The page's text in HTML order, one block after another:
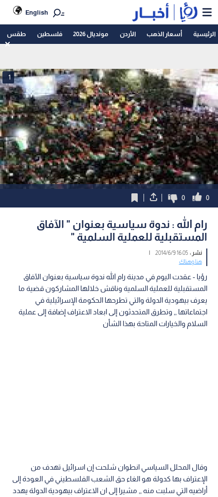
English
الرئيسية أسعار الذهب الأردن مونديال 2026 فلسطين طقس
1
0
0
رام الله : ندوة سياسية بعنوان " الآفاق
المستقبلية للعملية السلمية "
نشر :16:05 2014/6/9
|
هنا وهناك
رؤيا - عقدت اليوم في مدينة رام الله ندوة سياسية بعنوان الآفاق
المستقبلية للعملية السلمية وناقش خلالها المشاركون قضية ما
يعرف بيهودية الدولة والتي تطرحها الحكومة الإسرائيلية في
اجتماعاتها ,, وتطرق المتحدثون إلى ابعاد الاعتراف إضافة إلى عملية
السلام والخيارات المتاحة بهذا الشأن
وقال المحلل السياسي انطوان شلحت إن اسرائيل تهدف من
الإعتراف بها كدولة هو الغاء حق الشعب الفلسطيني في العودة إلى
أراضيه التي سلبت منه ,, مشيرا إلى ان الاعتراف بيهودية الدولة يهدد